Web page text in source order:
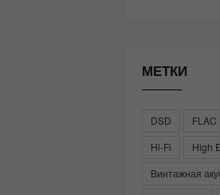
МЕТКИ
DSD FLAC
Hi-Fi
High
Винтажная